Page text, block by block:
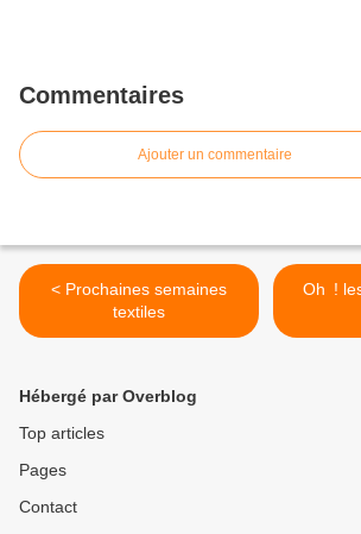
Commentaires
Ajouter un commentaire
< Prochaines semaines
textiles
Hébergé par Overblog
Top articles
Pages
Contact